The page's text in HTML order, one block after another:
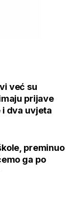
već su
prijave
i dva uvjeta
preminuo
ga po